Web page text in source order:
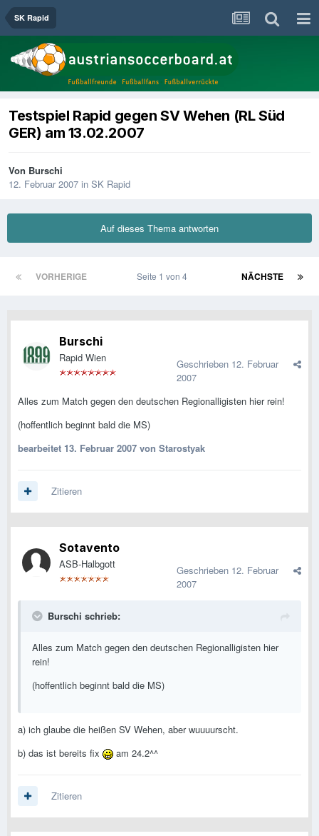
SK Rapid
Testspiel Rapid gegen SV Wehen (RL Süd
GER) am 13.02.2007
Von Burschi
12. Februar 2007 in SK Rapid
Auf dieses Thema antworten
VORHERIGE NÄCHSTE
Seite 1 von 4
Burschi
Rapid Wien Geschrieben 12. Februar
2007
Alles zum Match gegen den deutschen Regionalligisten hier rein!
(hoffentlich beginnt bald die MS)
bearbeitet 13. Februar 2007 von Starostyak
Zitieren
Sotavento
ASB-Halbgott Geschrieben 12. Februar
2007
Burschi schrieb:
Alles zum Match gegen den deutschen Regionalligisten hier
rein!
(hoffentlich beginnt bald die MS)
a) ich glaube die heißen SV Wehen, aber wuuuurscht.
b) das ist bereits fix
am 24.2^^
Zitieren